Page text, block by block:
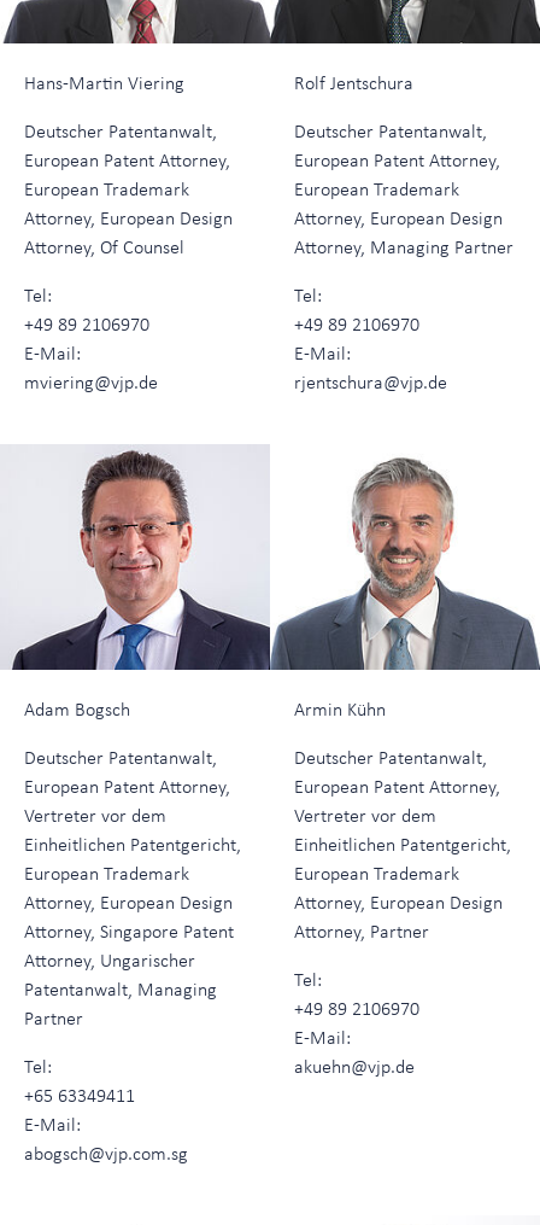
Hans-Martin Viering
Deutscher Patentanwalt,
European Patent Attorney,
European Trademark
Attorney, European Design
Attorney, Of Counsel
Tel:
+49 89 2106970
E-Mail:
mviering@vjp.de
Rolf Jentschura
Deutscher Patentanwalt,
European Patent Attorney,
European Trademark
Attorney, European Design
Attorney, Managing Partner
Tel:
+49 89 2106970
E-Mail:
rjentschura@vjp.de
Adam Bogsch
Deutscher Patentanwalt,
European Patent Attorney,
Vertreter vor dem
Einheitlichen Patentgericht,
European Trademark
Attorney, European Design
Attorney, Singapore Patent
Attorney, Ungarischer
Patentanwalt, Managing
Partner
Tel:
+65 63349411
E-Mail:
abogsch@vjp.com.sg
Armin Kühn
Deutscher Patentanwalt,
European Patent Attorney,
Vertreter vor dem
Einheitlichen Patentgericht,
European Trademark
Attorney, European Design
Attorney, Partner
Tel:
+49 89 2106970
E-Mail:
akuehn@vjp.de